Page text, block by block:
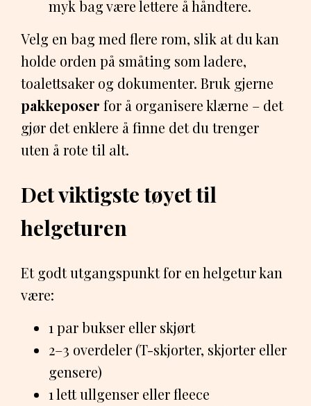
myk bag være lettere å håndtere.
Velg en bag med flere rom, slik at du kan
holde orden på småting som ladere,
toalettsaker og dokumenter. Bruk gjerne
pakkeposer for å organisere klærne – det
gjør det enklere å finne det du trenger
uten å rote til alt.
Det viktigste tøyet til
helgeturen
Et godt utgangspunkt for en helgetur kan
være:
1 par bukser eller skjørt
2–3 overdeler (T-skjorter, skjorter eller
gensere)
1 lett ullgenser eller fleece